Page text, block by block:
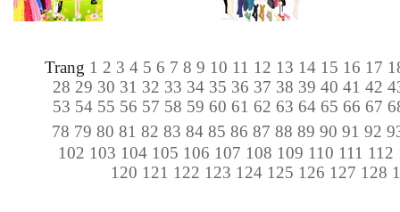
Trang 1 2 3 4 5 6 7 8 9 10 11 12 13 14 15 16 17
28 29 30 31 32 33 34 35 36 37 38 39 40 41 42
53 54 55 56 57 58 59 60 61 62 63 64 65 66 67
78 79 80 81 82 83 84 85 86 87 88 89 90 91 92
102 103 104 105 106 107 108 109 110 111 112
120 121 122 123 124 125 126 127 128